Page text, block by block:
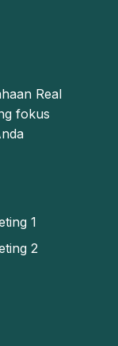
Real
fokus
1
2